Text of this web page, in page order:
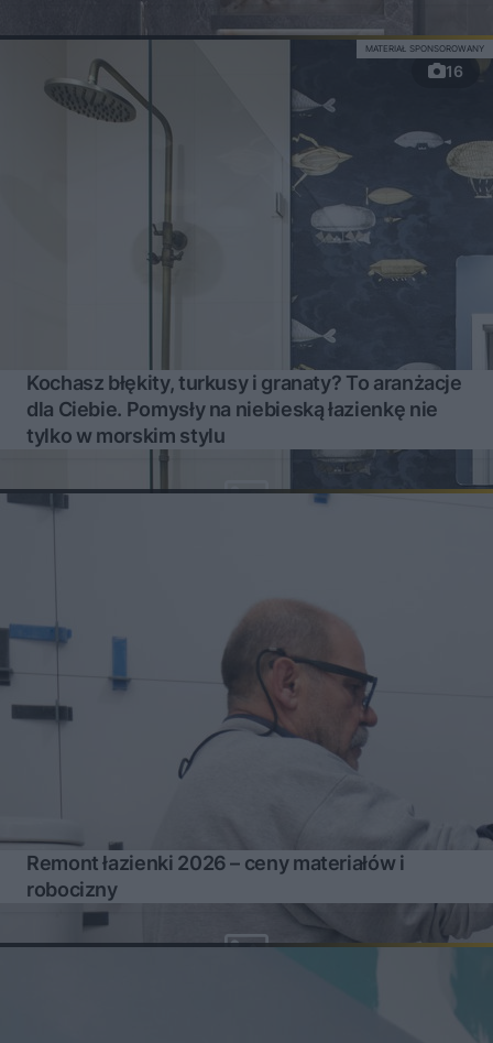
16
Kochasz błękity, turkusy i granaty? To aranżacje
dla Ciebie. Pomysły na niebieską łazienkę nie
tylko w morskim stylu
MATERIAŁ SPONSOROWANY
Remont łazienki 2026 – ceny materiałów i
robocizny